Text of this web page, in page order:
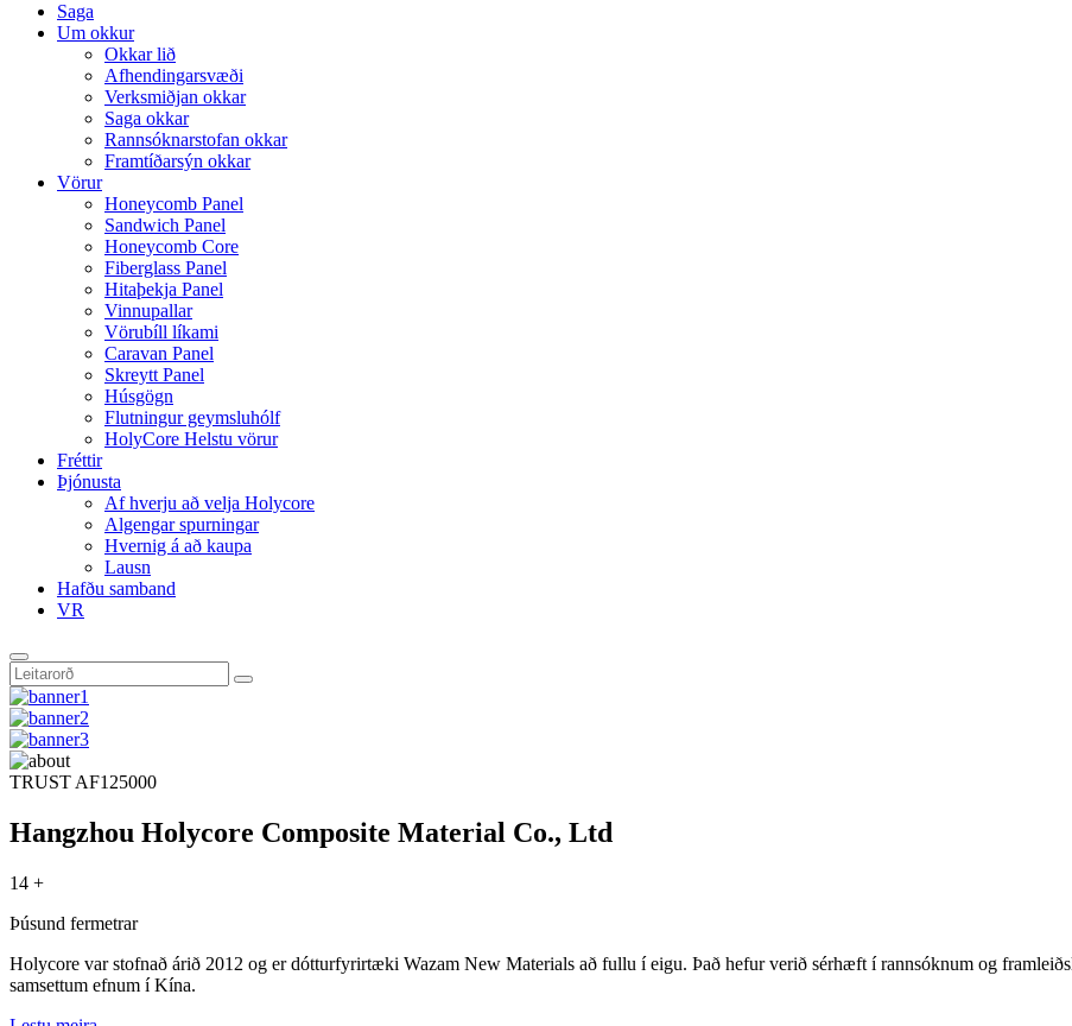
Saga
Um okkur
Okkar lið
Afhendingarsvæði
Verksmiðjan okkar
Saga okkar
Rannsóknarstofan okkar
Framtíðarsýn okkar
Vörur
Honeycomb Panel
Sandwich Panel
Honeycomb Core
Fiberglass Panel
Hitaþekja Panel
Vinnupallar
Vörubíll líkami
Caravan Panel
Skreytt Panel
Húsgögn
Flutningur geymsluhólf
HolyCore Helstu vörur
Fréttir
Þjónusta
Af hverju að velja Holycore
Algengar spurningar
Hvernig á að kaupa
Lausn
Hafðu samband
VR
TRUST AF125000
Hangzhou Holycore Composite Material Co., Ltd
14 +
Þúsund fermetrar
Holycore var stofnað árið 2012 og er dótturfyrirtæki Wazam New Materials að fullu í eigu. Það hefur verið sérhæft í rannsóknum og
samsettum efnum í Kína.